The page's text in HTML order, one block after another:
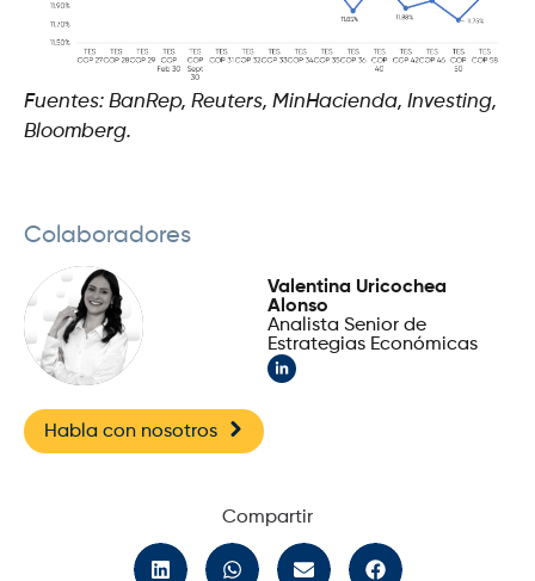
Fuentes: BanRep, Reuters, MinHacienda, Investing,
Bloomberg.
Colaboradores
Valentina Uricochea
Alonso
Analista Senior de
Estrategias Económicas
Habla con nosotros
Compartir